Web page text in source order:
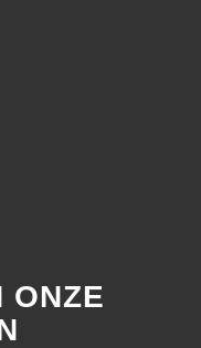
ONZE